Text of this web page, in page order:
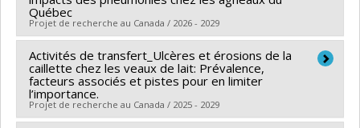
Co-researchers : Pierre Hélie,Sébastien Buczinski
Guillaume St-Jean, Hélène Lardé
Funding sources:
MAPAQ/Ministère de l'Agriculture,
des Pêcheries et de l'Alimentation
Grant programs:PVXXXXXX-Innovation bioalimentaire
2023-2028 - Volet 2: Recherche appliquée,
Québec
Projet de recherche au Canada / 2026 - 2029
Lead researcher : Julie Arsenault
Co-researchers : Pierre Hélie,Sébastien Buczinski
Guillaume St-Jean
Funding sources:MAPAQ/Ministère de l'Agriculture,
Activités de transfert_Ulcères et érosions de la
caillette chez les veaux de lait: Prévalence,
facteurs associés et pistes pour en limiter
l’importance.
Projet de recherche au Canada / 2025 - 2029